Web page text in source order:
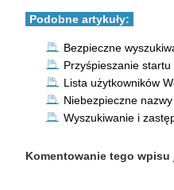
Podobne artykuły:
Bezpieczne
Przyśpieszanie startu
Lista użytkowników
Niebezpieczne
Wyszukiwanie i
Komentowanie tego wpisu